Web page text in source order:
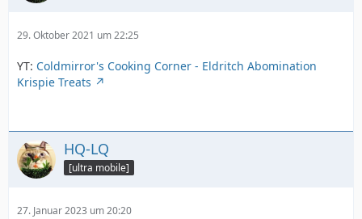
29. Oktober 2021 um 22:25
YT: Coldmirror's Cooking Corner - Eldritch Abomination
Krispie Treats
HQ-LQ
[ultra mobile]
27. Januar 2023 um 20:20